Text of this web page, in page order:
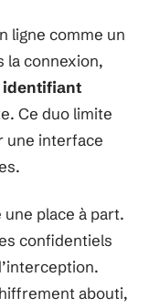
ligne comme un
la connexion,
identifiant
Ce duo limite
une interface
une place à part.
confidentiels
abouti,